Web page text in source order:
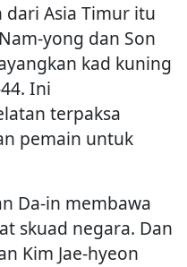
dari Asia Timur itu
yong dan Son
kad kuning
Ini
terpaksa
pemain untuk
Da-in membawa
skuad negara. Dan
Kim Jae-hyeon